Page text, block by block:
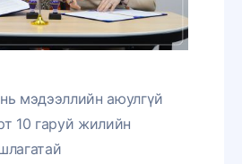
мэдээллийн аюулгүй
10 гаруй жилийн